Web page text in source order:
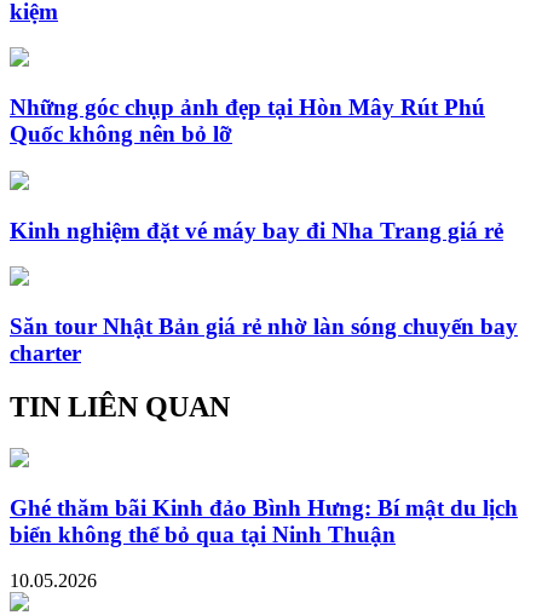
kiệm
Những góc chụp ảnh đẹp tại Hòn Mây Rút Phú
Quốc không nên bỏ lỡ
Kinh nghiệm đặt vé máy bay đi Nha Trang giá rẻ
Săn tour Nhật Bản giá rẻ nhờ làn sóng chuyến bay
charter
TIN LIÊN QUAN
Ghé thăm bãi Kinh đảo Bình Hưng: Bí mật du lịch
biển không thể bỏ qua tại Ninh Thuận
10.05.2026